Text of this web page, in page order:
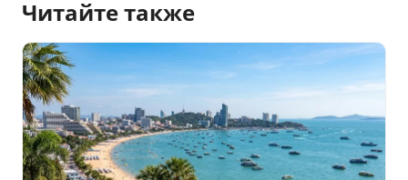
Читайте также